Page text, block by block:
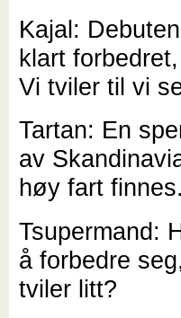
Kajal:
klart
Vi tviler til vi
Tartan: En
av
høy fart finnes.
Tsupermand:
å forbedre
tviler litt?